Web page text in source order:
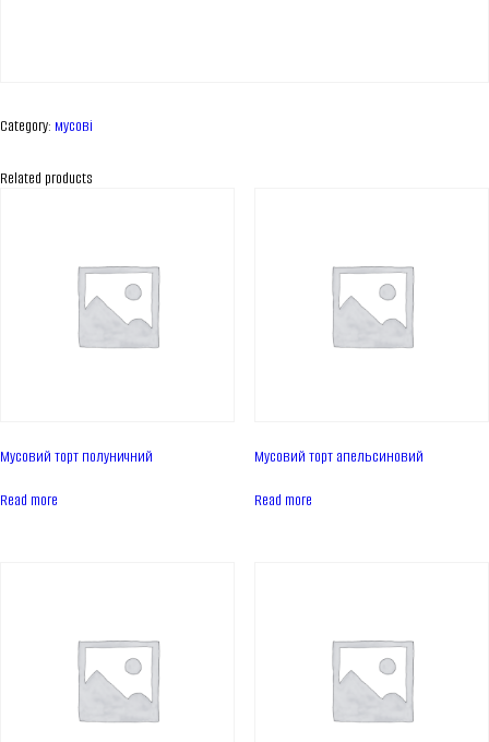
Про нас
Асортимент
Каталог
Контакти
Category: мусові
Related products
Мусовий торт полуничний
Read more
Мусовий торт апельсиновий
Read more